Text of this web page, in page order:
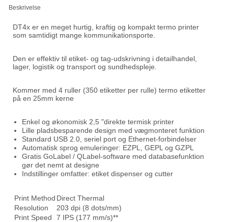
Beskrivelse
DT4x er en meget hurtig, kraftig og kompakt termo printer
som samtidigt mange kommunikationsporte.
Den er effektiv til etiket- og tag-udskrivning i detailhandel,
lager, logistik og transport og sundhedspleje.
Kommer med 4 ruller (350 etiketter per rulle) termo etiketter
på en 25mm kerne
Enkel og økonomisk 2,5 "direkte termisk printer
Lille pladsbesparende design med vægmonteret funktion
Standard USB 2.0, seriel port og Ethernet-forbindelser
Automatisk sprog emuleringer: EZPL, GEPL og GZPL
Gratis GoLabel / QLabel-software med databasefunktion
gør det nemt at designe
Indstillinger omfatter: etiket dispenser og cutter
Print Method Direct Thermal
Resolution
203 dpi (8 dots/mm)
Print Speed
7 IPS (177 mm/s)**